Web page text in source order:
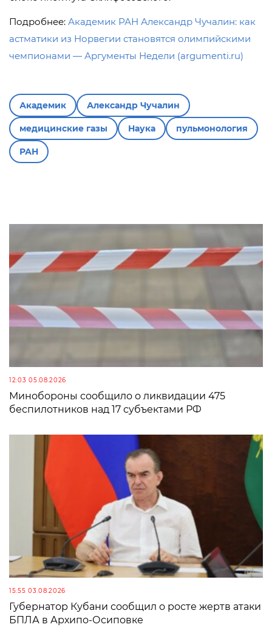
Подробнее: Академик РАН Александр Чучалин: как
астматики из Норвегии становятся олимпийскими
чемпионами — Аргументы Недели (argumenti.ru)
Академик Александр Чучалин
медицинские газы Наука пульмонология
РАН
12:03 05.08.2026
Минобороны сообщило о ликвидации 475
беспилотников над 17 субъектами РФ
15:55 03.08.2026
Губернатор Кубани сообщил о росте жертв атаки
БПЛА в Архипо-Осиповке